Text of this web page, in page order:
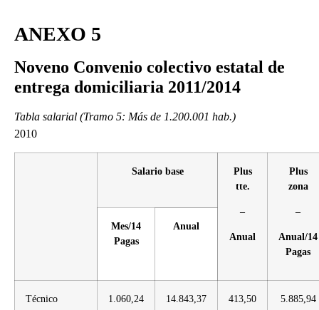
ANEXO 5
Noveno Convenio colectivo estatal de
entrega domiciliaria 2011/2014
Tabla salarial (Tramo 5: Más de 1.200.001 hab.)
2010
Salario base
Plus
tte.
–
Anual
Plus
zona
–
Anual/14
Pagas
Mes/14
Pagas
Anual
Técnico 1.060,24 14.843,37 413,50 5.885,94